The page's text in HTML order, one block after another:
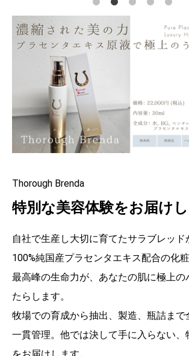
Thorough Brenda
特別な美容体験をお届け
自社で生産し大切に育てたサラブレッド
100%純国産プラセンタエキス配合の化粧
最高峰の生命力が、あなたの肌に極上の
たらします。
牧場での育成から抽出、製造、瓶詰まで
一貫管理。他では決して手に入らない、